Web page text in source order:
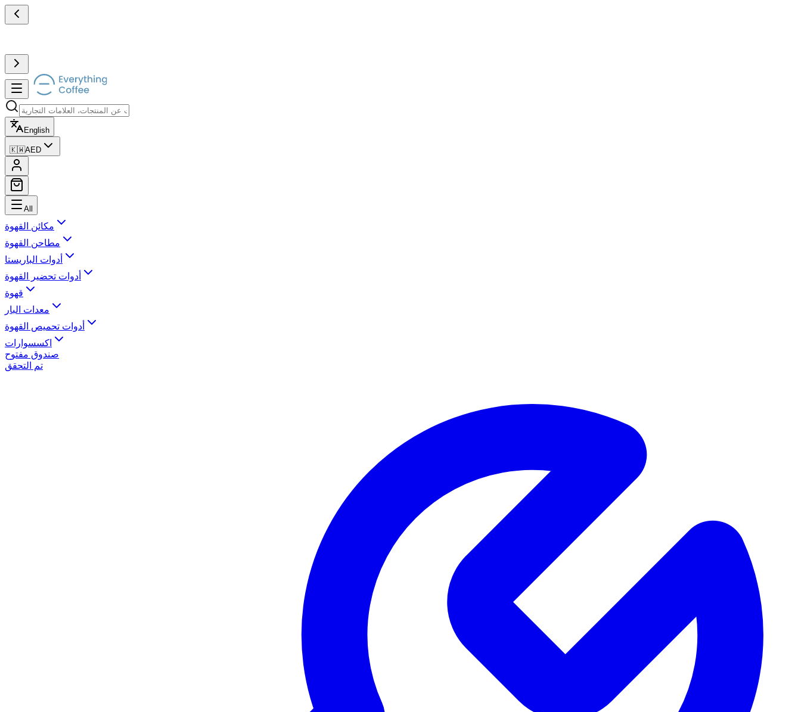
English
🇰🇼AED
All
مكائن القهوة
مطاحن القهوة
أدوات الباريستا
أدوات تحضير القهوة
قهوة
معدات البار
أدوات تحميص القهوة
اكسسوارات
صندوق مفتوح
تم التحقق